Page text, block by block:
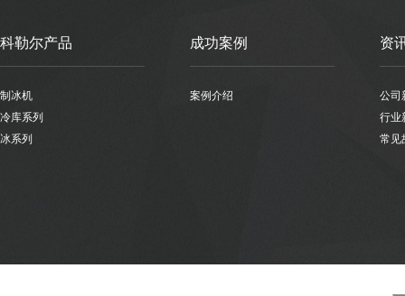
科勒尔产品
制冰机
冷库系列
冰系列
成功案例
案例介绍
资
公司
行业
常见